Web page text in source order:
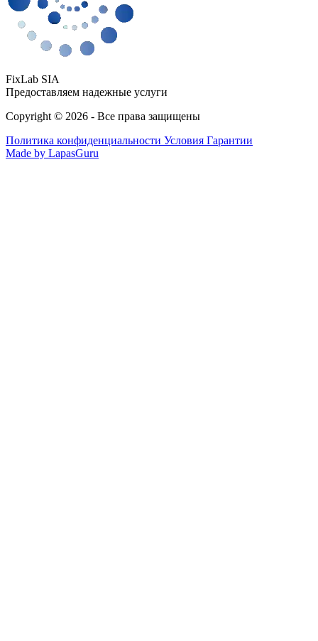
FixLab SIA
Предоставляем надежные услуги
Copyright © 2026 - Все права защищены
Политика конфиденциальности Условия Гарантии
Made by LapasGuru